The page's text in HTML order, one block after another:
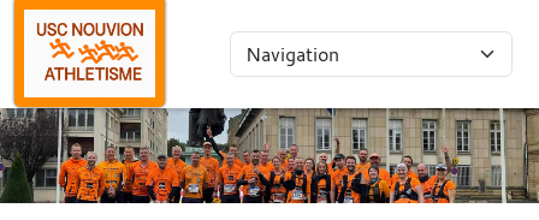
Panneau de gestion des cookies